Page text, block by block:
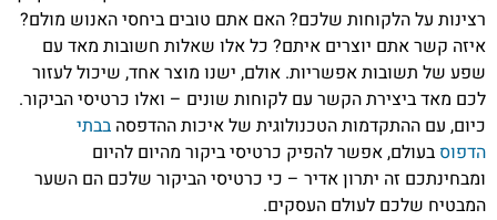
רצינות על הלקוחות שלכם? האם אתם טובים ביחסי האנוש מולם?
איזה קשר אתם יוצרים איתם? כל אלו שאלות חשובות מאד עם
שפע של תשובות אפשריות. אולם, ישנו מוצר אחד, שיכול לעזור
לכם מאד ביצירת הקשר עם לקוחות שונים – ואלו כרטיסי הביקור.
כיום, עם ההתקדמות הטכנולוגית של איכות ההדפסה בבתי
הדפוס בעולם, אפשר להפיק כרטיסי ביקור מהיום להיום
ומבחינתכם זה יתרון אדיר – כי כרטיסי הביקור שלכם הם השער
המבטיח שלכם לעולם העסקים.